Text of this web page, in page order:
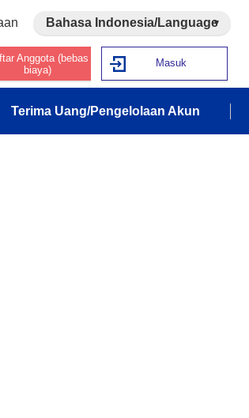
Bahasa Indonesia/Language
Anggota (bebas
biaya)
Masuk
Terima Uang/Pengelolaan Akun